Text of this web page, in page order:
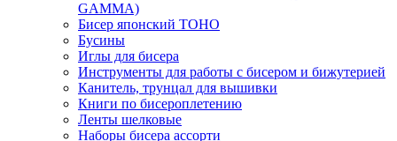
GAMMA)
Бисер японский TOHO
Бусины
Иглы для бисера
Инструменты для работы с бисером и бижутерией
Канитель, трунцал для вышивки
Книги по бисероплетению
Ленты шелковые
Наборы бисера ассорти